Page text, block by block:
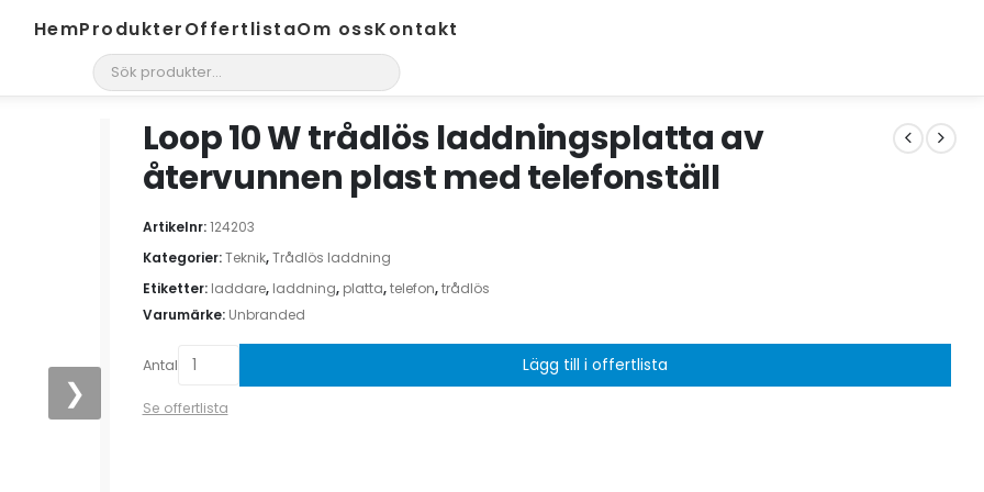
HemProdukterOffertlistaOm ossKontakt
❯
Loop 10 W trådlös laddningsplatta av
återvunnen plast med telefonställ
Artikelnr:124203
Kategorier:Teknik,Trådlös laddning
Etiketter: laddare, laddning, platta,telefon,trådlös
Varumärke: Unbranded
Antal Lägg till i offertlista
Se offertlista